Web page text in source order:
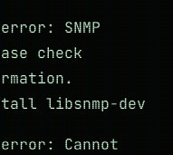
SNMP
check
libsnmp-dev
Cannot